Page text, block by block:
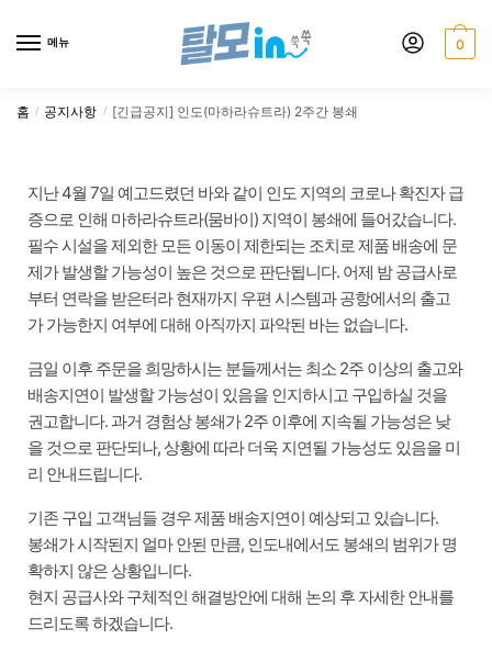
메뉴 0
홈 / 공지사항 / [긴급공지] 인도(마하라슈트라) 2주간 봉쇄
지난 4월 7일 예고드렸던 바와 같이 인도 지역의 코로나 확진자 급
증으로 인해 마하라슈트라(뭄바이) 지역이 봉쇄에 들어갔습니다.
필수 시설을 제외한 모든 이동이 제한되는 조치로 제품 배송에 문
제가 발생할 가능성이 높은 것으로 판단됩니다. 어제 밤 공급사로
부터 연락을 받은터라 현재까지 우편 시스템과 공항에서의 출고
가 가능한지 여부에 대해 아직까지 파악된 바는 없습니다.
금일 이후 주문을 희망하시는 분들께서는 최소 2주 이상의 출고와
배송지연이 발생할 가능성이 있음을 인지하시고 구입하실 것을
권고합니다. 과거 경험상 봉쇄가 2주 이후에 지속될 가능성은 낮
을 것으로 판단되나, 상황에 따라 더욱 지연될 가능성도 있음을 미
리 안내드립니다.
기존 구입 고객님들 경우 제품 배송지연이 예상되고 있습니다.
봉쇄가 시작된지 얼마 안된 만큼, 인도내에서도 봉쇄의 범위가 명
확하지 않은 상황입니다.
현지 공급사와 구체적인 해결방안에 대해 논의 후 자세한 안내를
드리도록 하겠습니다.